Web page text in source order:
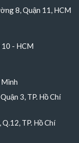
8, Quận 11, HCM
- HCM
Minh
3, TP. Hồ Chí
Q.12, TP. Hồ Chí